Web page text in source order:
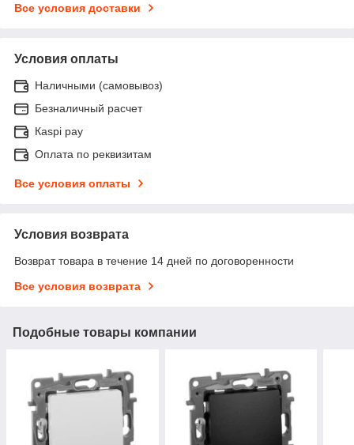
Все условия доставки
Условия оплаты
Наличными (самовывоз)
Безналичный расчет
Каspi pay
Оплата по реквизитам
Все условия оплаты
Условия возврата
Возврат товара в течение 14 дней по договоренности
Все условия возврата
Подобные товары компании